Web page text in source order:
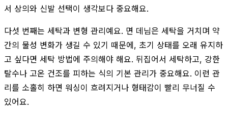
서 상의와 신발 선택이 생각보다 중요해요.
다섯 번째는 세탁과 변형 관리예요. 면 데님은 세탁을 거치며 약
간의 물성 변화가 생길 수 있기 때문에, 초기 상태를 오래 유지하
고 싶다면 세탁 방법에 주의해야 해요. 뒤집어서 세탁하고, 강한
탈수나 고온 건조를 피하는 식의 기본 관리가 중요해요. 이런 관
리를 소홀히 하면 워싱이 흐려지거나 형태감이 빨리 무너질 수
있어요.